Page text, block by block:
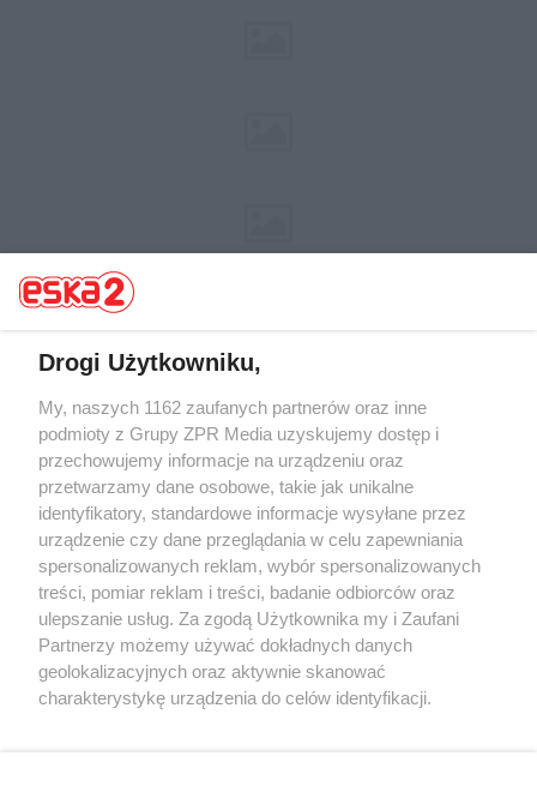
Żaden utwór zamieszczony w serwisie nie może być powielany i
rozpowszechniany lub dalej rozpowszechniany w jakikolwiek sposób (w
tym także elektroniczny lub mechaniczny) na jakimkolwiek polu
eksploatacji w jakiejkolwiek formie, włącznie z umieszczaniem w
Internecie bez pisemnej zgody właściciela praw. Jakiekolwiek użycie lub
wykorzystanie utworów w całości lub w części z naruszeniem prawa,
tzn. bez właściwej zgody, jest zabronione pod groźbą kary i może być
ścigane prawnie.
Drogi Użytkowniku,
My, naszych 1162 zaufanych partnerów oraz inne
podmioty z Grupy ZPR Media uzyskujemy dostęp i
przechowujemy informacje na urządzeniu oraz
przetwarzamy dane osobowe, takie jak unikalne
identyfikatory, standardowe informacje wysyłane przez
urządzenie czy dane przeglądania w celu zapewniania
spersonalizowanych reklam, wybór spersonalizowanych
treści, pomiar reklam i treści, badanie odbiorców oraz
ulepszanie usług. Za zgodą Użytkownika my i Zaufani
Partnerzy możemy używać dokładnych danych
geolokalizacyjnych oraz aktywnie skanować
charakterystykę urządzenia do celów identyfikacji.